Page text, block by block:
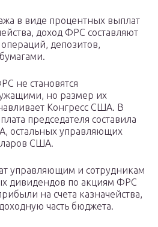
в виде процентных выплат
доход ФРС составляют
депозитов,
не становятся
но размер их
Конгресс США. В
председателя составила
остальных управляющих
США.
управляющим и сотрудникам
дивидендов по акциям ФРС
на счета казначейства,
часть бюджета.